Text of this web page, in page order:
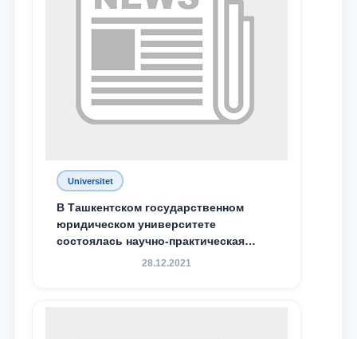
Ваше имя и фамилия
Ваш номер телефона
Universitet
В Ташкентском государственном
юридическом университете
состоялась научно-практическая
конференция магистрантов
28.12.2021